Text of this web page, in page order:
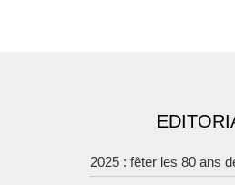
2025 : fêter les 80 ans